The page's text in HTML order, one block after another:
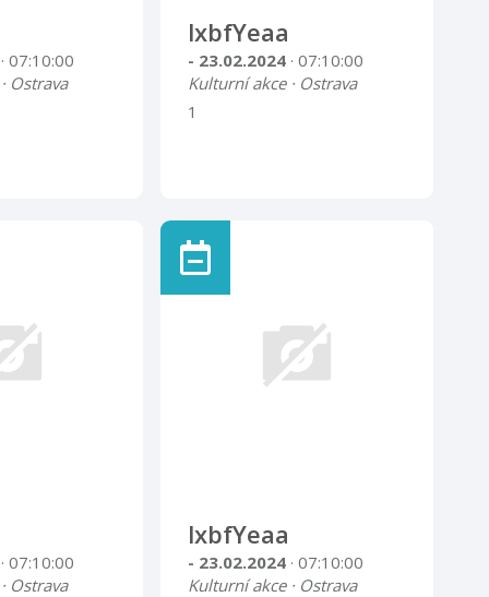
· 07:10:00
Ostrava
lxbfYeaa
- 23.02.2024 · 07:10:00
Kulturní akce · Ostrava
1
· 07:10:00
Ostrava
lxbfYeaa
- 23.02.2024 · 07:10:00
Kulturní akce · Ostrava